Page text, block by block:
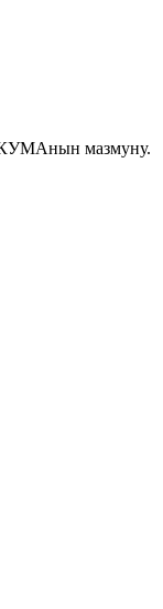
КУМАнын мазмуну.